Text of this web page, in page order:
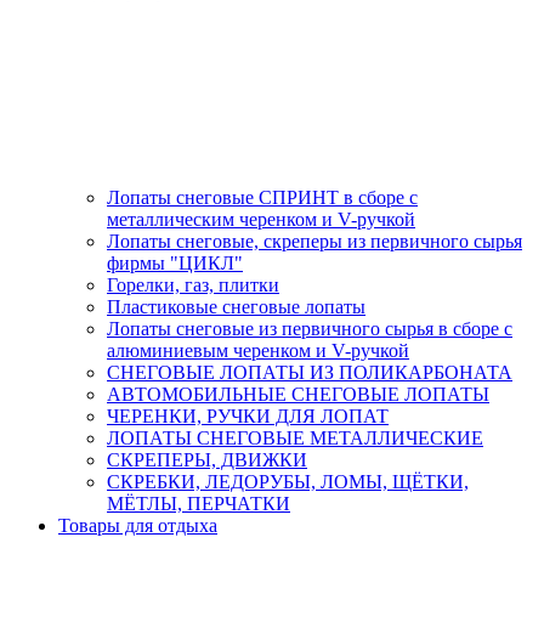
Лопаты снеговые СПРИНТ в сборе с
металлическим черенком и V-ручкой
Лопаты снеговые, скреперы из первичного сырья
фирмы "ЦИКЛ"
Горелки, газ, плитки
Пластиковые снеговые лопаты
Лопаты снеговые из первичного сырья в сборе с
алюминиевым черенком и V-ручкой
СНЕГОВЫЕ ЛОПАТЫ ИЗ ПОЛИКАРБОНАТА
АВТОМОБИЛЬНЫЕ СНЕГОВЫЕ ЛОПАТЫ
ЧЕРЕНКИ, РУЧКИ ДЛЯ ЛОПАТ
ЛОПАТЫ СНЕГОВЫЕ МЕТАЛЛИЧЕСКИЕ
СКРЕПЕРЫ, ДВИЖКИ
СКРЕБКИ, ЛЕДОРУБЫ, ЛОМЫ, ЩЁТКИ,
МЁТЛЫ, ПЕРЧАТКИ
Товары для отдыха